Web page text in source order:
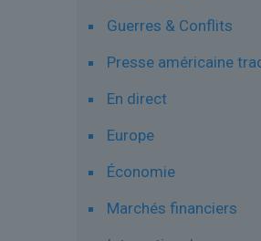
Guerres & Conflits
Presse américaine
En direct
Europe
Économie
Marchés financiers